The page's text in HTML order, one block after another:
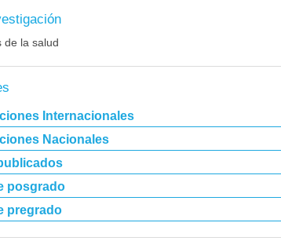
de la salud
Internacionales
Nacionales
posgrado
pregrado